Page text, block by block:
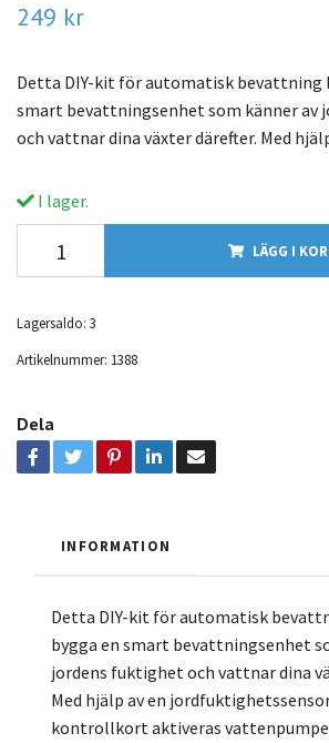
249 kr
Detta DIY-kit för automatisk bevattning
smart bevattningsenhet som känner av
och vattnar dina växter därefter. Med
I lager.
LÄGG I
Lagersaldo: 3
Artikelnummer: 1388
Dela
INFORMATION
Detta DIY-kit för automatisk
bygga en smart bevattningsenhet
jordens fuktighet och vattnar dina
Med hjälp av en
kontrollkort aktiveras